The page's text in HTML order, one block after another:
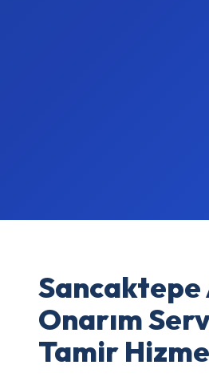
Sancaktepe
Onarım
Tamir